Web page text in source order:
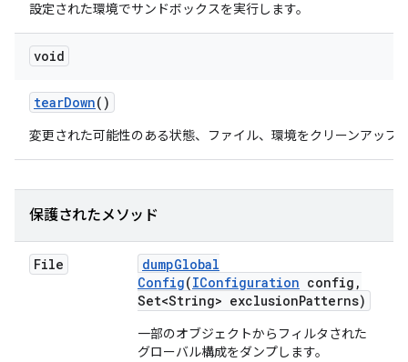
設定された環境でサンドボックスを実行します。
void
tearDown()
変更された可能性のある状態、ファイル、環境をクリーンアップ
保護されたメソッド
File dumpGlobal
Config(IConfiguration config ,
Set<String> exclusionPatterns)
一部のオブジェクトからフィルタされた
グローバル構成をダンプします。